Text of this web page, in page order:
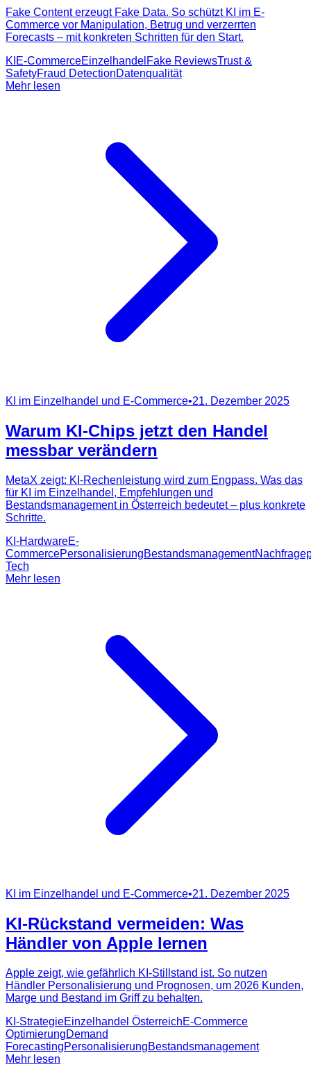
Fake Content erzeugt Fake Data. So schützt KI im E-
Commerce vor Manipulation, Betrug und verzerrten
Forecasts – mit konkreten Schritten für den Start.
KI E-CommerceEinzelhandel Fake ReviewsTrust &
SafetyFraud DetectionDatenqualität
Mehr lesen
KI im Einzelhandel und E-Commerce•21. Dezember 2025
Warum KI-Chips jetzt den Handel
messbar verändern
MetaX zeigt: KI-Rechenleistung wird zum Engpass. Was das
für KI im Einzelhandel, Empfehlungen und
Bestandsmanagement in Österreich bedeutet – plus konkrete
Schritte.
KI-HardwareE-
CommercePersonalisierungBestandsmanagement
Tech
Mehr lesen
KI im Einzelhandel und E-Commerce•21. Dezember 2025
KI-Rückstand vermeiden: Was
Händler von Apple lernen
Apple zeigt, wie gefährlich KI-Stillstand ist. So nutzen
Händler Personalisierung und Prognosen, um 2026 Kunden,
Marge und Bestand im Griff zu behalten.
KI-StrategieEinzelhandel ÖsterreichE-Commerce
OptimierungDemand
ForecastingPersonalisierungBestandsmanagement
Mehr lesen